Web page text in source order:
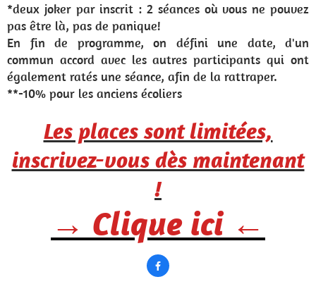
*deux joker par inscrit : 2 séances où vous ne pouvez
pas être là, pas de panique!
En fin de programme, on défini une date, d'un
commun accord avec les autres participants qui ont
également ratés une séance, afin de la rattraper.
**-10% pour les anciens écoliers
Les places sont limitées,
inscrivez-vous dès maintenant
!
→ Clique ici ←
